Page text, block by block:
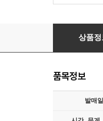
TWS (투어스
상품정
품목정보
발매일